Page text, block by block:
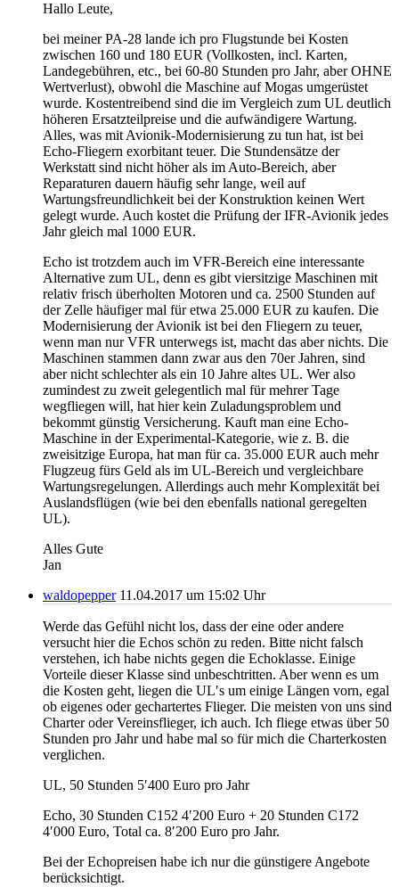
Hallo Leute,
bei meiner PA-28 lande ich pro Flugstunde bei Kosten
zwischen 160 und 180 EUR (Vollkosten, incl. Karten,
Landegebühren, etc., bei 60-80 Stunden pro Jahr, aber OHNE
Wertverlust), obwohl die Maschine auf Mogas umgerüstet
wurde. Kostentreibend sind die im Vergleich zum UL deutlich
höheren Ersatzteilpreise und die aufwändigere Wartung.
Alles, was mit Avionik-Modernisierung zu tun hat, ist bei
Echo-Fliegern exorbitant teuer. Die Stundensätze der
Werkstatt sind nicht höher als im Auto-Bereich, aber
Reparaturen dauern häufig sehr lange, weil auf
Wartungsfreundlichkeit bei der Konstruktion keinen Wert
gelegt wurde. Auch kostet die Prüfung der IFR-Avionik jedes
Jahr gleich mal 1000 EUR.
Echo ist trotzdem auch im VFR-Bereich eine interessante
Alternative zum UL, denn es gibt viersitzige Maschinen mit
relativ frisch überholten Motoren und ca. 2500 Stunden auf
der Zelle häufiger mal für etwa 25.000 EUR zu kaufen. Die
Modernisierung der Avionik ist bei den Fliegern zu teuer,
wenn man nur VFR unterwegs ist, macht das aber nichts. Die
Maschinen stammen dann zwar aus den 70er Jahren, sind
aber nicht schlechter als ein 10 Jahre altes UL. Wer also
zumindest zu zweit gelegentlich mal für mehrer Tage
wegfliegen will, hat hier kein Zuladungsproblem und
bekommt günstig Versicherung. Kauft man eine Echo-
Maschine in der Experimental-Kategorie, wie z. B. die
zweisitzige Europa, hat man für ca. 35.000 EUR auch mehr
Flugzeug fürs Geld als im UL-Bereich und vergleichbare
Wartungsregelungen. Allerdings auch mehr Komplexität bei
Auslandsflügen (wie bei den ebenfalls national geregelten
UL).
Alles Gute
Jan
waldopepper 11.04.2017 um 15:02 Uhr
Werde das Gefühl nicht los, dass der eine oder andere
versucht hier die Echos schön zu reden. Bitte nicht falsch
verstehen, ich habe nichts gegen die Echoklasse. Einige
Vorteile dieser Klasse sind unbeschtritten. Aber wenn es um
die Kosten geht, liegen die UL′s um einige Längen vorn, egal
ob eigenes oder gechartertes Flieger. Die meisten von uns sind
Charter oder Vereinsflieger, ich auch. Ich fliege etwas über 50
Stunden pro Jahr und habe mal so für mich die Charterkosten
verglichen.
UL, 50 Stunden 5′400 Euro pro Jahr
Echo, 30 Stunden C152 4′200 Euro + 20 Stunden C172
4′000 Euro, Total ca. 8′200 Euro pro Jahr.
Bei der Echopreisen habe ich nur die günstigere Angebote
berücksichtigt.